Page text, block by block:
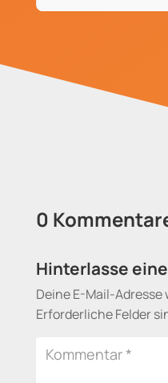
0
Hinterlasse
Deine E-Mail-
Erforderliche Felder